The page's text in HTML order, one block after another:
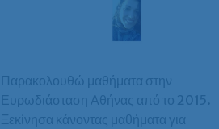
Παρακολουθώ μαθήματα στην
Ευρωδιάσταση Αθήνας από το 2015.
Ξεκίνησα κάνοντας μαθήματα για